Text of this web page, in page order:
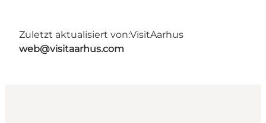
Zuletzt aktualisiert von:VisitAarhus
web@visitaarhus.com